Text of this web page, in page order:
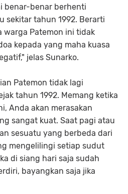
benar-benar berhenti
sekitar tahun 1992. Berarti
warga Patemon ini tidak
kepada yang maha kuasa
jelas Sunarko.
Patemon tidak lagi
tahun 1992. Memang ketika
Anda akan merasakan
sangat kuat. Saat pagi atau
sesuatu yang berbeda dari
mengelilingi setiap sudut
di siang hari saja sudah
bayangkan saja jika